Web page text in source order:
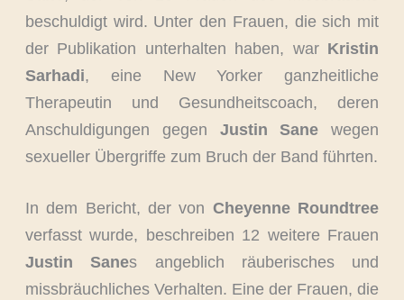
beschuldigt wird. Unter den Frauen, die sich mit
der Publikation unterhalten haben, war Kristin
Sarhadi, eine New Yorker ganzheitliche
Therapeutin und Gesundheitscoach, deren
Anschuldigungen gegen Justin Sane wegen
sexueller Übergriffe zum Bruch der Band führten.
In dem Bericht, der von Cheyenne Roundtree
verfasst wurde, beschreiben 12 weitere Frauen
Justin Sanes angeblich räuberisches und
missbräuchliches Verhalten. Eine der Frauen, die